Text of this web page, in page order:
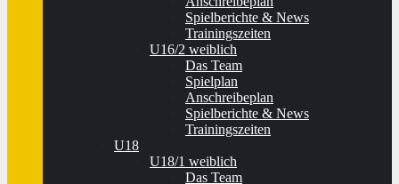
Spielberichte & News
Trainingszeiten
U16/2 weiblich
Das Team
Spielplan
Anschreibeplan
Spielberichte & News
Trainingszeiten
U18
U18/1 weiblich
Das Team